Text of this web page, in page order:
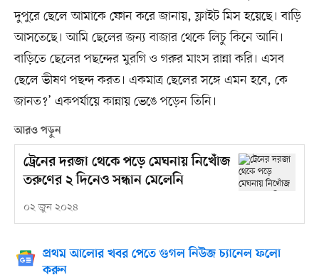
দুপুরে ছেলে আমাকে ফোন করে জানায়, ফ্লাইট মিস হয়েছে। বাড়ি
আসতেছে। আমি ছেলের জন্য বাজার থেকে লিচু কিনে আনি।
বাড়িতে ছেলের পছন্দের মুরগি ও গরুর মাংস রান্না করি। এসব
ছেলে ভীষণ পছন্দ করত। একমাত্র ছেলের সঙ্গে এমন হবে, কে
জানত?’ একপর্যায়ে কান্নায় ভেঙে পড়েন তিনি।
আরও পড়ুন
ট্রেনের দরজা থেকে পড়ে মেঘনায় নিখোঁজ
তরুণের ২ দিনেও সন্ধান মেলেনি
০২ জুন ২০২৪
প্রথম আলোর খবর পেতে গুগল নিউজ চ্যানেল ফলো
করুন